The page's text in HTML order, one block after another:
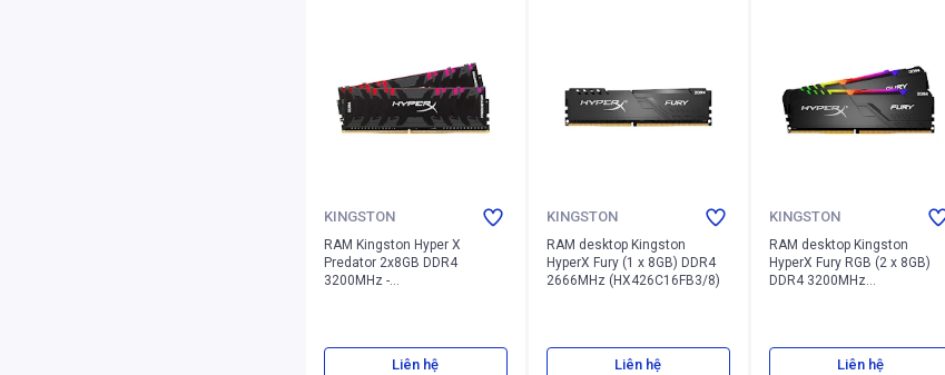
KINGSTON
RAM Kingston Hyper X
Predator 2x8GB DDR4
3200MHz -
Liên hệ
KINGSTON
RAM desktop Kingston
HyperX Fury (1 x 8GB) DDR4
2666MHz (HX426C16FB3/8)
Liên hệ
KINGSTON
RAM desktop Kingston
HyperX Fury RGB (2 x 8GB)
DDR4 3200MHz
Liên hệ